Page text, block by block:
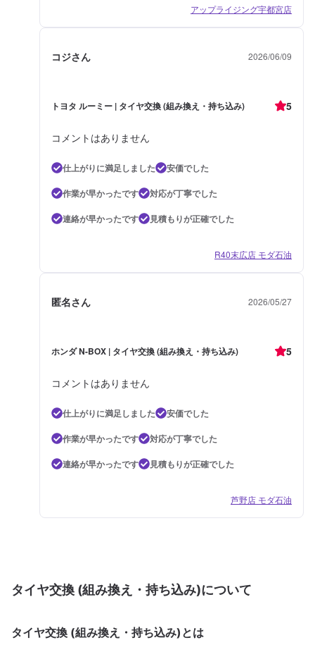
アップライジング宇都宮店
コジさん 2026/06/09
トヨタ ルーミー | タイヤ交換 (組み換え・持ち込み) 5
コメントはありません
仕上がりに満足しました
安価でした
作業が早かったです
対応が丁寧でした
連絡が早かったです
見積もりが正確でした
R40末広店 モダ石油
匿名さん 2026/05/27
ホンダ N-BOX | タイヤ交換 (組み換え・持ち込み) 5
コメントはありません
仕上がりに満足しました
安価でした
作業が早かったです
対応が丁寧でした
連絡が早かったです
見積もりが正確でした
芦野店 モダ石油
タイヤ交換 (組み換え・持ち込み)について
タイヤ交換 (組み換え・持ち込み)とは